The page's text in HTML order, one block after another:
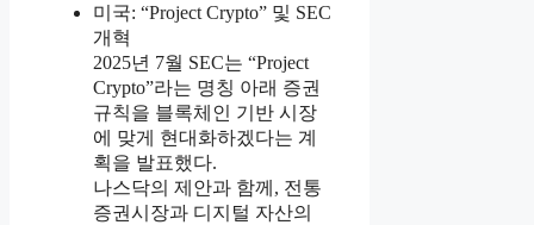
미국: “Project Crypto” 및 SEC
개혁
2025년 7월 SEC는 “Project
Crypto”라는 명칭 아래 증권
규칙을 블록체인 기반 시장
에 맞게 현대화하겠다는 계
획을 발표했다.
나스닥의 제안과 함께, 전통
증권시장과 디지털 자산의